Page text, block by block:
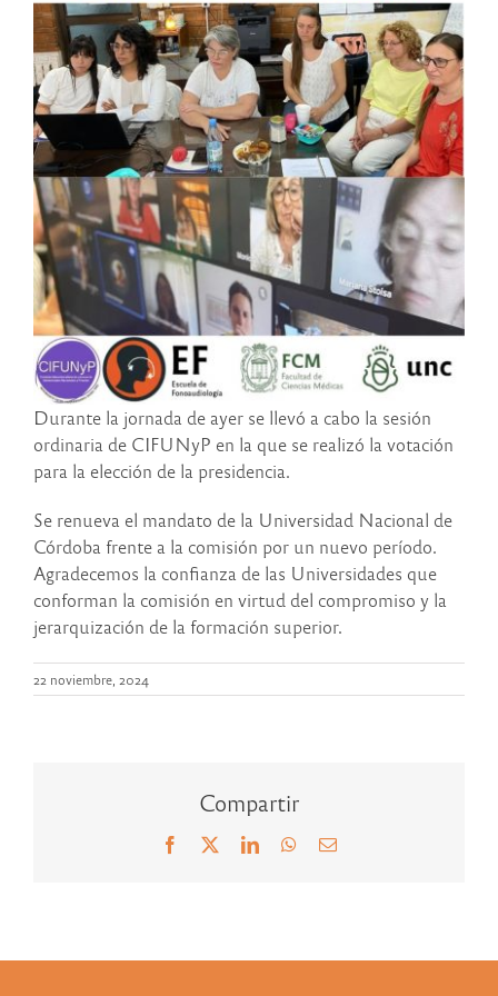
Durante la jornada de ayer se llevó a cabo la sesión
ordinaria de CIFUNyP en la que se realizó la votación
para la elección de la presidencia.
Se renueva el mandato de la Universidad Nacional de
Córdoba frente a la comisión por un nuevo período.
Agradecemos la confianza de las Universidades que
conforman la comisión en virtud del compromiso y la
jerarquización de la formación superior.
22 noviembre, 2024
Compartir
Facebook LinkedInWhatsApp
Correo